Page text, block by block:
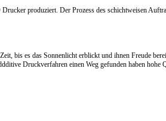
produziert. Der Prozess des schichtweisen
bis es das Sonnenlicht erblickt und ihnen Freude
Druckverfahren einen Weg gefunden haben